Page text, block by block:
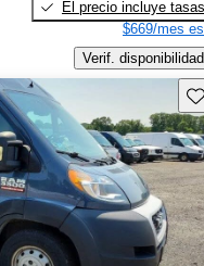
El precio incluye tasas
$669/mes
Verif. disponibilidad